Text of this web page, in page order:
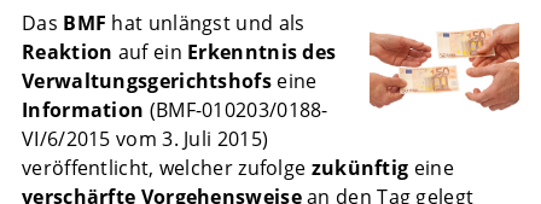
Das BMF hat unlängst und als
Reaktion auf ein Erkenntnis des
Verwaltungsgerichtshofseine
Information (BMF-010203/0188-
VI/6/2015 vom 3. Juli 2015)
veröffentlicht, welcher zufolge zukünftig eine
verschärfte Vorgehensweisean den Tag gelegt